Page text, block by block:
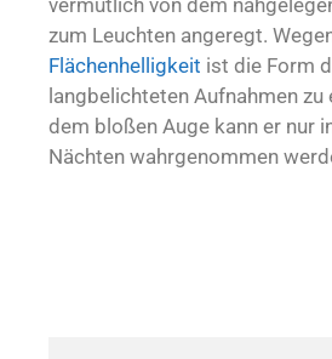
vermutlich von dem
zum Leuchten angeregt.
Flächenhelligkeit ist die Form
langbelichteten Aufnahmen zu
dem bloßen Auge kann er nur
Nächten wahrgenommen